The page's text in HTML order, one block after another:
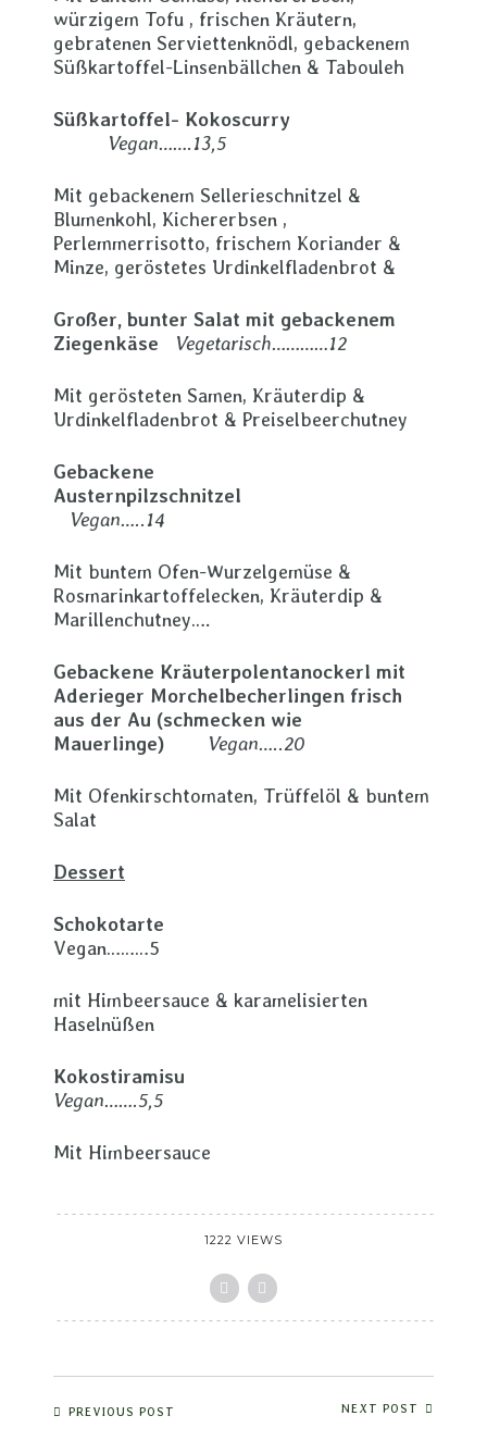
würzigem Tofu , frischen Kräutern,
gebratenen Serviettenknödl, gebackenem
Süßkartoffel-Linsenbällchen & Tabouleh
Süßkartoffel- Kokoscurry
Vegan…….13,5
Mit gebackenem Sellerieschnitzel &
Blumenkohl, Kichererbsen ,
Perlemmerrisotto, frischem Koriander &
Minze, geröstetes Urdinkelfladenbrot &
Großer, bunter Salat mit gebackenem
Ziegenkäse
Vegetarisch…………12
Mit gerösteten Samen, Kräuterdip &
Urdinkelfladenbrot & Preiselbeerchutney
Gebackene
Austernpilzschnitzel
Vegan…..14
Mit buntem Ofen-Wurzelgemüse &
Rosmarinkartoffelecken, Kräuterdip &
Marillenchutney….
Gebackene Kräuterpolentanockerl mit
Aderieger Morchelbecherlingen frisch
aus der Au (schmecken wie
Mauerlinge) Vegan…..20
Mit Ofenkirschtomaten, Trüffelöl & buntem
Salat
Dessert
Schokotarte
Vegan………5
mit Himbeersauce & karamelisierten
Haselnüßen
Kokostiramisu
Vegan…….5,5
Mit Himbeersauce
1222 VIEWS
PREVIOUS POST NEXT POST